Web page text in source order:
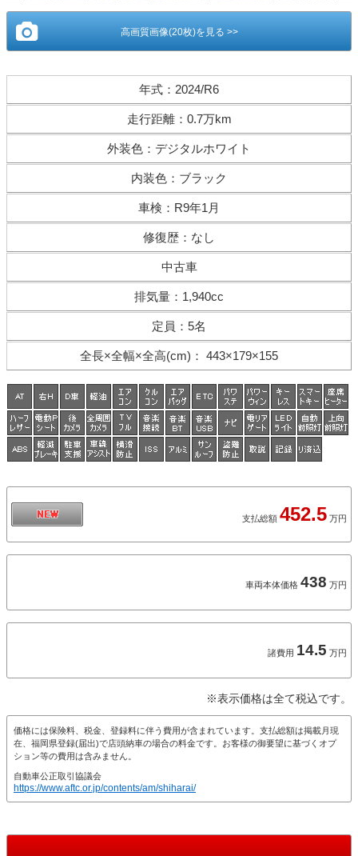
高画質画像(20枚)を見る >>
年式 ： 2024/R6
走行距離： 0.7万km
外装色 ： デジタルホワイト
内装色 ： ブラック
車検 ： R9年1月
修復歴 ： なし
中古車
排気量 ： 1,940cc
定員 ： 5名
全長×全幅×全高(cm) ： 443×179×155
支払総額 452.5 万円
車両本体価格 438 万円
諸費用 14.5 万円
※表示価格は全て税込です。
価格には保険料、税金、登録料に伴う費用が含まれています。支払総額は掲載月現
在、福岡県登録(届出)で店頭納車の場合の料金です。お客様の御要望に基づくオプ
ション等の費用は含みません。
自動車公正取引協議会
https://www.aftc.or.jp/contents/am/shiharai/